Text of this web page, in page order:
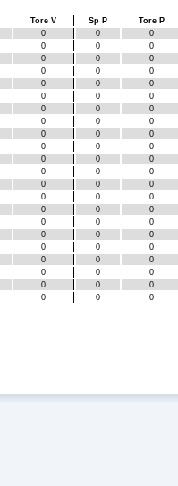
Tore V Sp P
Tore P
0 0
0
0 0
0
0 0
0
0 0
0
0 0
0
0 0
0
0 0
0
0 0
0
0 0
0
0 0
0
0 0
0
0 0
0
0 0
0
0 0
0
0 0
0
0 0
0
0 0
0
0 0
0
0 0
0
0 0
0
0 0
0
0 0 0